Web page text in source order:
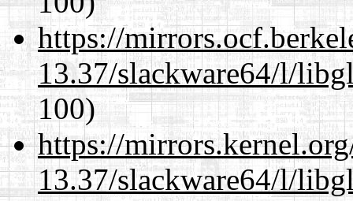
https://
13.37/slackware64/l/
100)
https://
13.37/slackware64/l/